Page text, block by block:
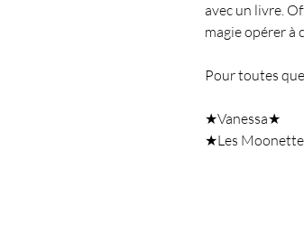
avec un livre.
magie opérer à
Pour toutes
★Vanessa★
★Les